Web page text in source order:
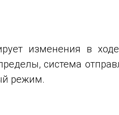
изменения в
система
режим.